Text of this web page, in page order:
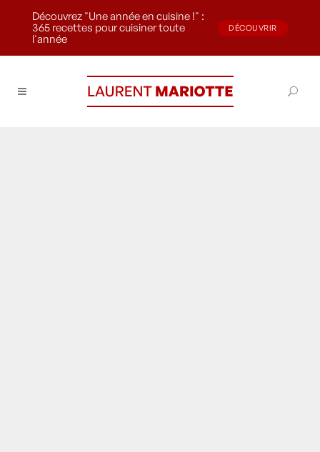
Découvrez "Une année en cuisine !" :
365 recettes pour cuisiner toute
l'année
DÉCOUVRIR